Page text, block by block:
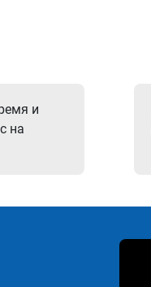
и
на